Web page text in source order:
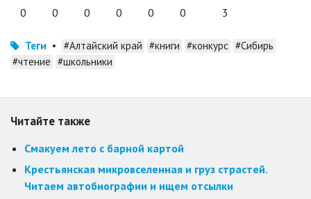
0 0 0 0 0 0 3
Теги • #Алтайский край #книги #конкурс #Сибирь
#чтение #школьники
Читайте также
Смакуем лето с барной картой
Крестьянская микровселенная и груз страстей.
Читаем автобиографии и ищем отсылки